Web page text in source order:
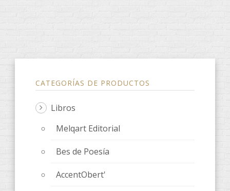
CATEGORÍAS DE PRODUCTOS
Libros
Melqart Editorial
Bes de Poesía
AccentObert'